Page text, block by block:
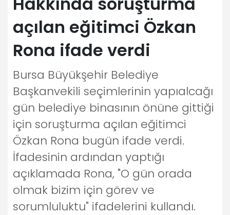
açılan eğitimci Özkan
Rona ifade verdi
Bursa Büyükşehir Belediye
Başkanvekili seçimlerinin yapıalcağı
gün belediye binasının önüne gittiği
için soruşturma açılan eğitimci
Özkan Rona bugün ifade verdi.
İfadesinin ardından yaptığı
açıklamada Rona, "O gün orada
olmak bizim için görev ve
sorumluluktu" ifadelerini kullandı.